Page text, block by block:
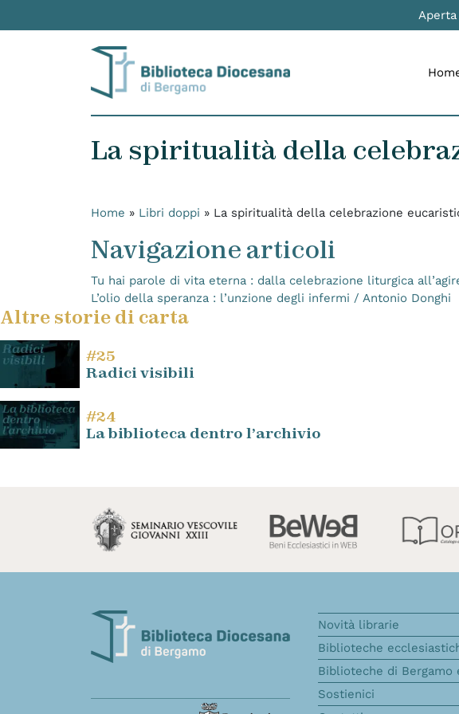
La spiritualità della
Home » Libri doppi » La spiritualità della celebrazione
Navigazione articoli
Tu hai parole di vita eterna : dalla celebrazione liturgica
L’olio della speranza : l’unzione degli infermi / Antonio Donghi
Altre storie di carta
#25
Radici visibili
#24
La biblioteca dentro l’archivio
Novità librarie
Biblioteche
Biblioteche di Bergamo
Sostienici